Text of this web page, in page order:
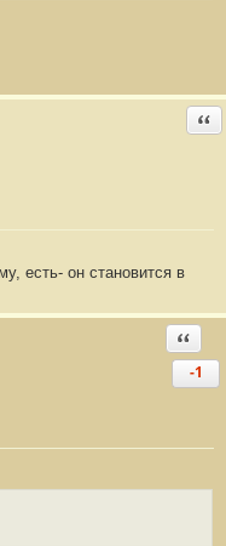
есть- он становится в
-1